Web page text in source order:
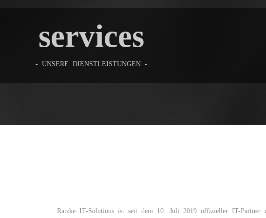
services
- UNSERE DIENSTLEISTUNGEN -
Ratzke IT-Solutions ist seit dem 10. Juli 2019 offizieller IT-Partner